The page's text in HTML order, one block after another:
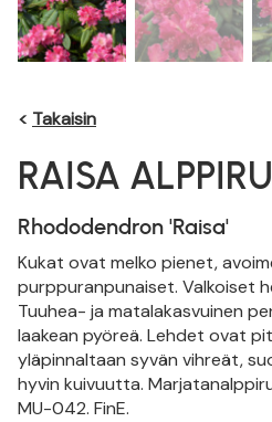
< Takaisin
RAISA
Rhododendron 'Raisa'
Kukat ovat melko pienet,
purppuranpunaiset. Valkoiset
Tuuhea- ja matalakasvuinen
laakean pyöreä. Lehdet ovat
yläpinnaltaan syvän vihreät,
hyvin kuivuutta.
MU-042. FinE.